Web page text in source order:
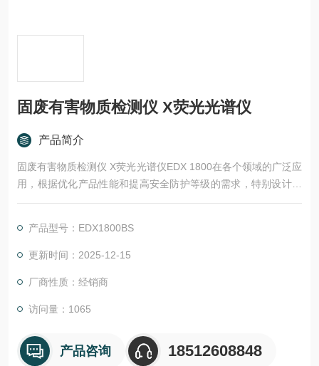
固废有害物质检测仪 X荧光光谱仪
产品简介
固废有害物质检测仪 X荧光光谱仪EDX 1800在各个领域的广泛应
用，根据优化产品性能和提高安全防护等级的需求，特别设计该
款EDX 1800BS。
管的大功率提高仪器的测试效率。
产品型号：EDX1800BS
更新时间：2025-12-15
厂商性质：经销商
访问量：1065
产品咨询 18512608848